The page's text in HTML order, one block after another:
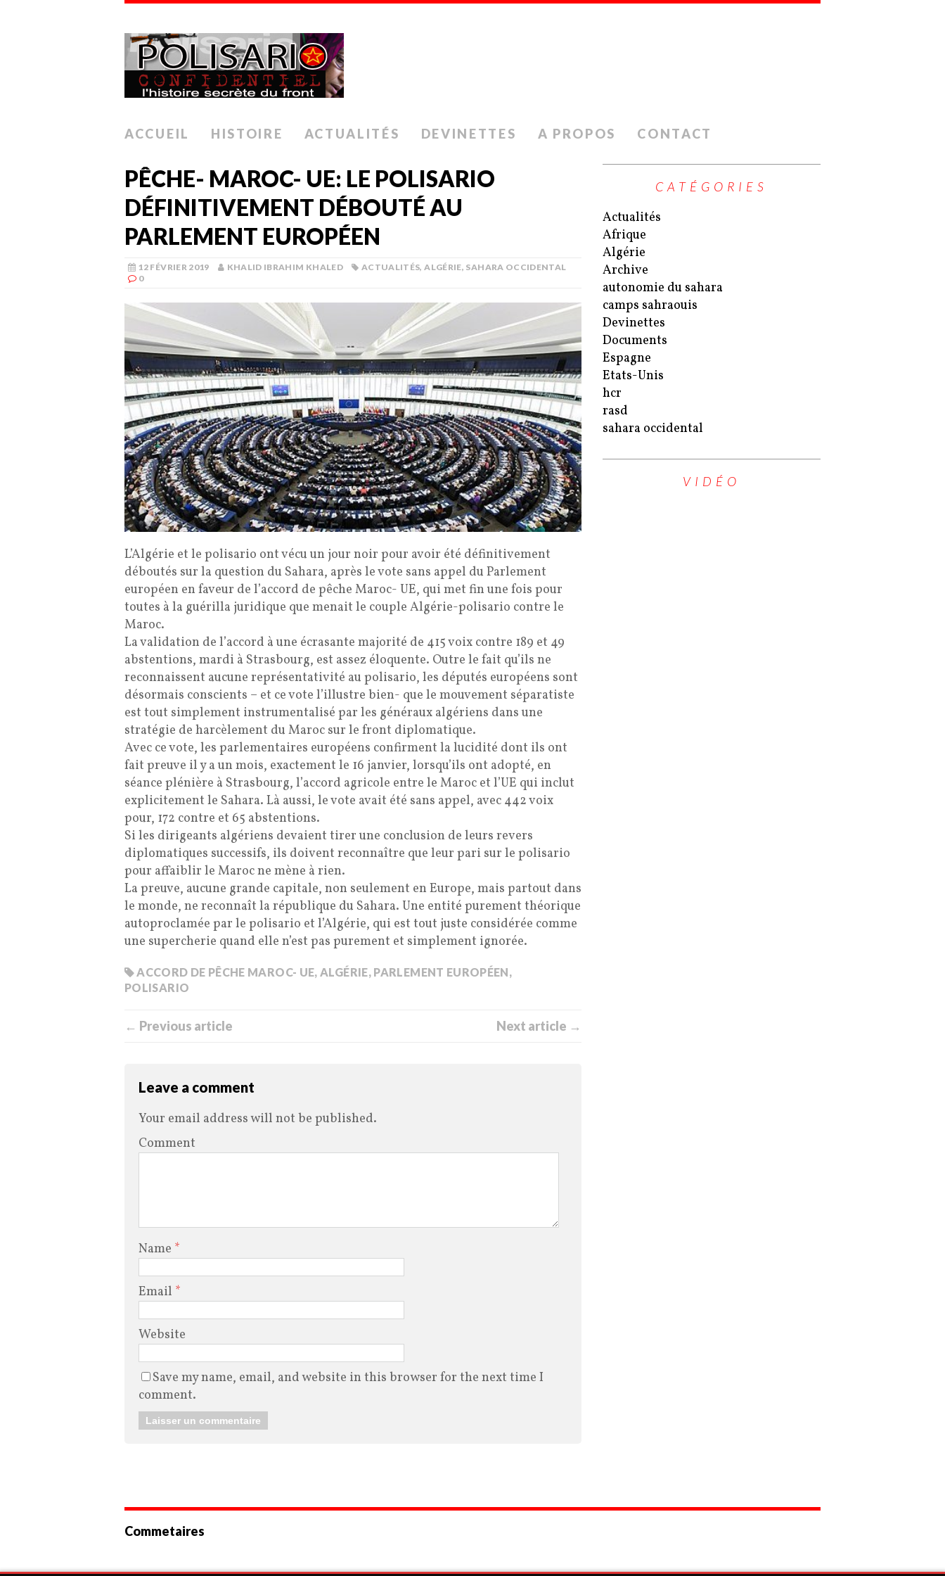
ACCUEIL HISTOIRE ACTUALITÉS DEVINETTES A PROPOS CONTACT
PÊCHE- MAROC- UE: LE POLISARIO
DÉFINITIVEMENT DÉBOUTÉ AU
PARLEMENT EUROPÉEN
12 FÉVRIER 2019 KHALID IBRAHIM KHALED ACTUALITÉS,ALGÉRIE, SAHARA OCCIDENTAL
0
L’Algérie et le polisario ont vécu un jour noir pour avoir été définitivement
déboutés sur la question du Sahara, après le vote sans appel du Parlement
européen en faveur de l’accord de pêche Maroc- UE, qui met fin une fois pour
toutes à la guérilla juridique que menait le couple Algérie-polisario contre le
Maroc.
La validation de l’accord à une écrasante majorité de 415 voix contre 189 et 49
abstentions, mardi à Strasbourg, est assez éloquente. Outre le fait qu’ils ne
reconnaissent aucune représentativité au polisario, les députés européens sont
désormais conscients – et ce vote l’illustre bien- que le mouvement séparatiste
est tout simplement instrumentalisé par les généraux algériens dans une
stratégie de harcèlement du Maroc sur le front diplomatique.
Avec ce vote, les parlementaires européens confirment la lucidité dont ils ont
fait preuve il y a un mois, exactement le 16 janvier, lorsqu’ils ont adopté, en
séance plénière à Strasbourg, l’accord agricole entre le Maroc et l’UE qui inclut
explicitement le Sahara. Là aussi, le vote avait été sans appel, avec 442 voix
pour, 172 contre et 65 abstentions.
Si les dirigeants algériens devaient tirer une conclusion de leurs revers
diplomatiques successifs, ils doivent reconnaître que leur pari sur le polisario
pour affaiblir le Maroc ne mène à rien.
La preuve, aucune grande capitale, non seulement en Europe, mais partout dans
le monde, ne reconnaît la république du Sahara. Une entité purement théorique
autoproclamée par le polisario et l’Algérie, qui est tout juste considérée comme
une supercherie quand elle n’est pas purement et simplement ignorée.
ACCORD DE PÊCHE MAROC- UE,ALGÉRIE, PARLEMENT EUROPÉEN,
POLISARIO
← Previous article Next article →
Leave a comment
Your email address will not be published.
Comment
Name *
Email *
Website
Save my name, email, and website in this browser for the next time I
comment.
CATÉGORIES
Actualités
Afrique
Algérie
Archive
autonomie du sahara
camps sahraouis
Devinettes
Documents
Espagne
Etats-Unis
hcr
rasd
sahara occidental
VIDÉO
Commetaires